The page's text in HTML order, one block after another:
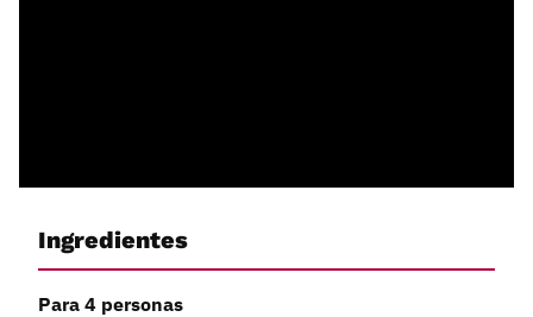
Ingredientes
Para 4 personas